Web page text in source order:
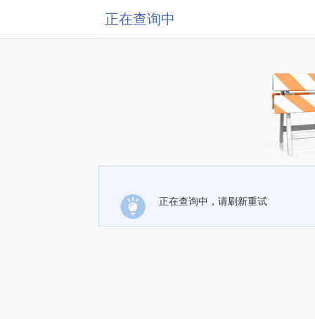
正在查询中
正在查询中，请刷新重试